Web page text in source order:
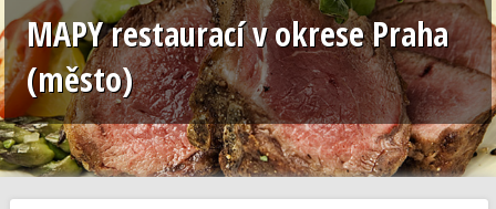
MAPY restaurací v okrese Praha
(město)